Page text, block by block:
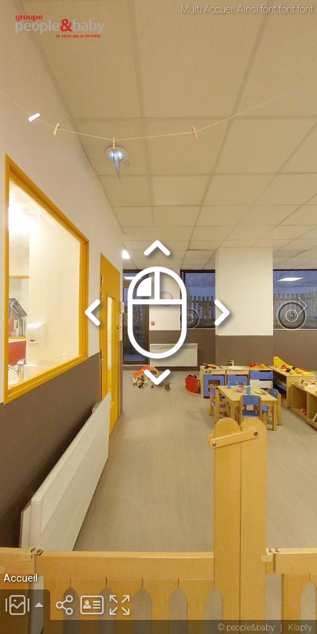
© people&baby | Klapty
Multi Accueil Ainsi font font font
Accueil